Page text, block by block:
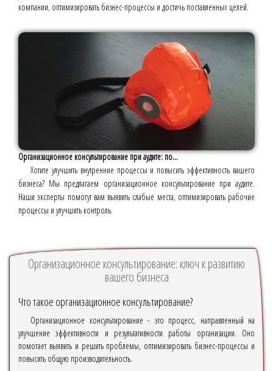
компании, оптимизировать бизнес-процессы и достичь поставленных целей.
Организационное консультирование при аудите: по...
Хотите улучшить внутренние процессы и повысить эффективность вашего
бизнеса? Мы предлагаем организационное консультирование при аудите.
Наши эксперты помогут вам выявить слабые места, оптимизировать рабочие
процессы и улучшить контроль.
Организационное консультирование: ключ к развитию
вашего бизнеса
Что такое организационное консультирование?
Организационное консультирование - это процесс, направленный на
улучшение эффективности и результативности работы организации. Оно
помогает выявить и решить проблемы, оптимизировать бизнес-процессы и
повысить общую производительность.